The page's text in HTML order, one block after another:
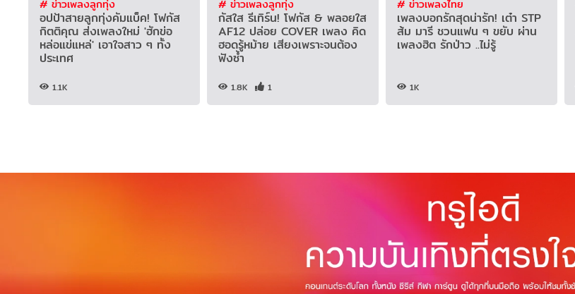
# ข่าวเพลงลูกทุ่ง
อปป้าสายลูกทุ่งคัมแบ็ค! โฟกัส
กิตติคุณ ส่งเพลงใหม่ 'ฮักข่อ
หล่อแข่แหล่' เอาใจสาว ๆ ทั้ง
ประเทศ
1.1K
# ข่าวเพลงลูกทุ่ง
กัสใส รีเทิร์น! โฟกัส & พลอยใส
AF12 ปล่อย COVER เพลง คิด
ฮอดรู้หม้าย เสียงเพราะจนต้อง
ฟังซ้ำ
1.8K 1
# ข่าวเพลงไทย
เพลงบอกรักสุดน่ารัก! เต๋า STP
ส้ม มารี ชวนแฟน ๆ ขยับ ผ่าน
เพลงฮิต รักป่าว ..ไม่รู้
1K